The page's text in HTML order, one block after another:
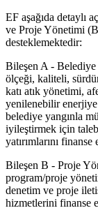
EF aşağıda detaylı
ve Proje Yönetimi
desteklemektedir:
Bileşen A - Belediye
ölçeği, kaliteli,
katı atık yönetimi,
yenilenebilir
belediye yangınla
iyileştirmek için
yatırımlarını
Bileşen B - Proje
program/proje
denetim ve proje
hizmetlerini finanse